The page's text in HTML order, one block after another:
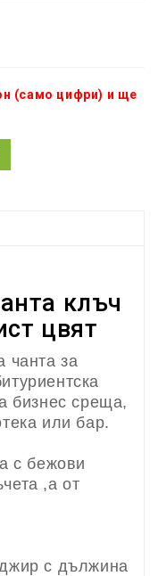
(само цифри) и ще
клъч
цвят
чанта за
бизнес среща,
или бар.
с бежови
,а от
с дължина